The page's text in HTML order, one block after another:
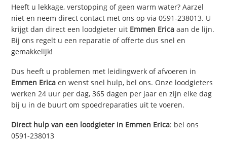
Heeft u lekkage, verstopping of geen warm water? Aarzel
niet en neem direct contact met ons op via 0591-238013. U
krijgt dan direct een loodgieter uit Emmen Erica aan de lijn.
Bij ons regelt u een reparatie of offerte dus snel en
gemakkelijk!
Dus heeft u problemen met leidingwerk of afvoeren in
Emmen Erica en wenst snel hulp, bel ons. Onze loodgieters
werken 24 uur per dag, 365 dagen per jaar en zijn elke dag
bij u in de buurt om spoedreparaties uit te voeren.
Direct hulp van een loodgieter in Emmen Erica: bel ons
0591-238013